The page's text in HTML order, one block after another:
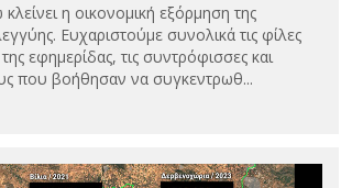
η οικονομική εξόρμηση της
Ευχαριστούμε συνολικά τις φίλες
εφημερίδας, τις συντρόφισσες και
που βοήθησαν να συγκεντρωθ...